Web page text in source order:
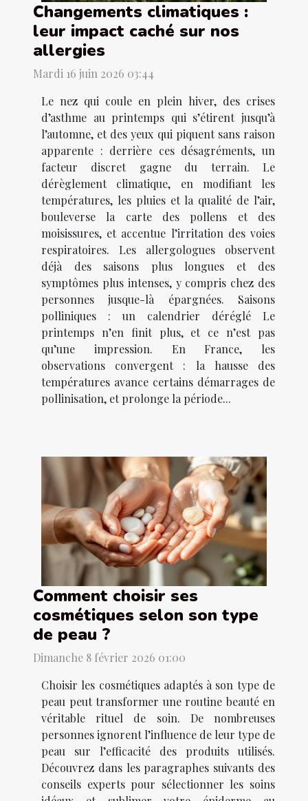
Changements climatiques :
leur impact caché sur nos
allergies
Mardi 16 juin 2026 03:44
Le nez qui coule en plein hiver, des crises
d’asthme au printemps qui s’étirent jusqu’à
l’automne, et des yeux qui piquent sans raison
apparente : derrière ces désagréments, un
facteur discret gagne du terrain. Le
dérèglement climatique, en modifiant les
températures, les pluies et la qualité de l’air,
bouleverse la carte des pollens et des
moisissures, et accentue l’irritation des voies
respiratoires. Les allergologues observent
déjà des saisons plus longues et des
symptômes plus intenses, y compris chez des
personnes jusque-là épargnées. Saisons
polliniques : un calendrier déréglé Le
printemps n’en finit plus, et ce n’est pas
qu’une impression. En France, les
observations convergent : la hausse des
températures avance certains démarrages de
pollinisation, et prolonge la période...
Comment choisir ses
cosmétiques selon son type
de peau ?
Dimanche 8 février 2026 01:00
Choisir les cosmétiques adaptés à son type de
peau peut transformer une routine beauté en
véritable rituel de soin. De nombreuses
personnes ignorent l’influence de leur type de
peau sur l’efficacité des produits utilisés.
Découvrez dans les paragraphes suivants des
conseils experts pour sélectionner les soins